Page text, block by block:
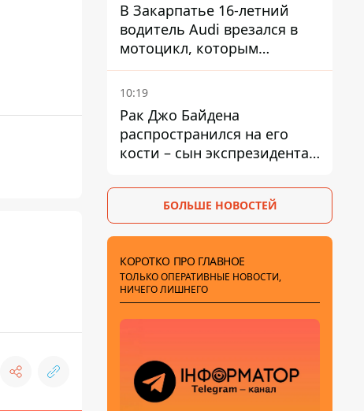
В Закарпатье 16-летний
водитель Audi врезался в
мотоцикл, которым
управлял 10-летний
мальчик
10:19
Рак Джо Байдена
распространился на его
кости – сын экспрезидента
отца прогрессирует
БОЛЬШЕ НОВОСТЕЙ
КОРОТКО ПРО ГЛАВНОЕ
ТОЛЬКО ОПЕРАТИВНЫЕ НОВОСТИ,
НИЧЕГО ЛИШНЕГО